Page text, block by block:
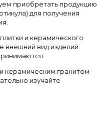
приобретать продукцию
для получения
и керамического
внешний вид изделий.
керамическим гранитом
изучайте